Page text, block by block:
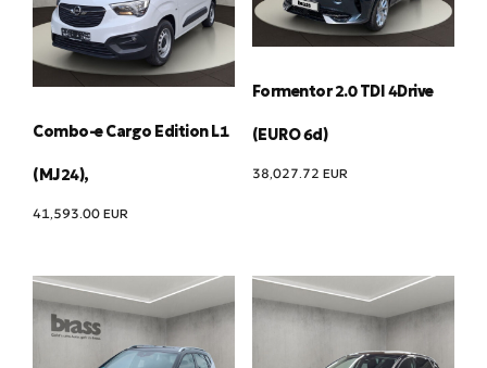
Combo-e Cargo Edition L1
(MJ24),
41,593.00 EUR
Formentor 2.0 TDI 4Drive
(EURO 6d)
38,027.72 EUR